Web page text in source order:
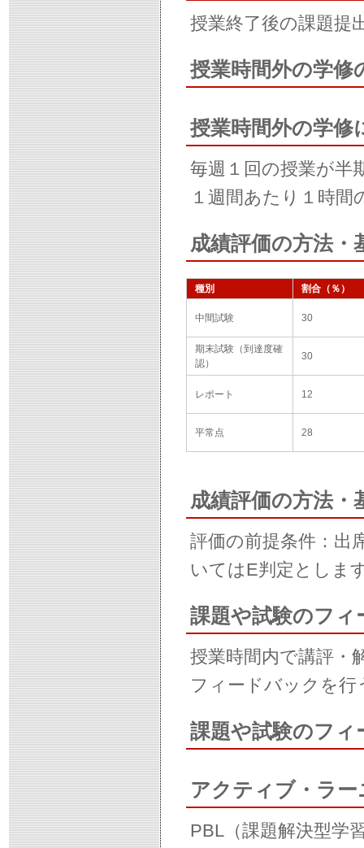
授業終了後の課題提
授業時間外の学修
授業時間外の学修
毎週１回の授業が半
１週間あたり１時間
成績評価の方法・
種別 割合（％）
中間試験 30
期末試験（到達度確
認）
30
レポート 12
平常点 28
成績評価の方法・
評価の前提条件：出
いてはE判定としま
課題や試験のフィ
授業時間内で講評・
フィードバックを行
課題や試験のフィ
アクティブ・ラ
PBL（課題解決型学